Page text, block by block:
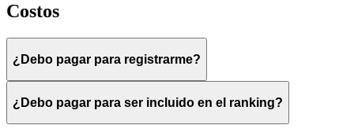
Costos
¿Debo pagar para registrarme?
¿Debo pagar para ser incluido en el ranking?